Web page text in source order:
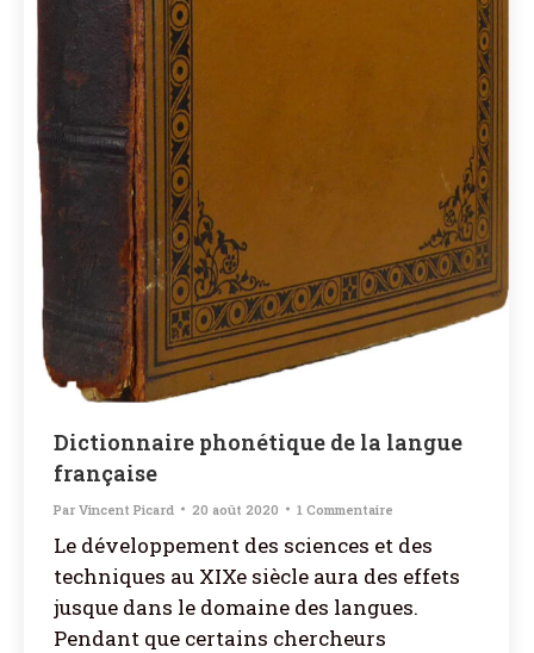
Dictionnaire phonétique de la langue
française
Par Vincent Picard 20 août 2020 1 Commentaire
Le développement des sciences et des
techniques au XIXe siècle aura des effets
jusque dans le domaine des langues.
Pendant que certains chercheurs